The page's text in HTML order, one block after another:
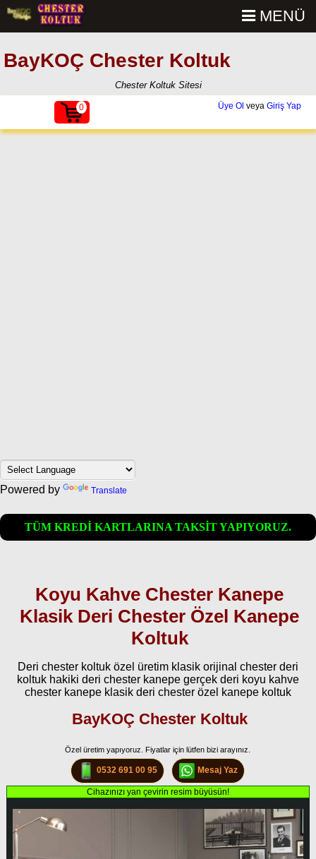
BayKOÇ Chester Koltuk
MENÜ
Chester Koltuk Sitesi
0 Üye Ol veya Giriş Yap
Powered by Translate
TÜM KREDİ KARTLARINA TAKSİT YAPIYORUZ.
Koyu Kahve Chester Kanepe
Klasik Deri Chester Özel Kanepe
Koltuk
Deri chester koltuk özel üretim klasik orijinal chester deri
koltuk hakiki deri chester kanepe gerçek deri koyu kahve
chester kanepe klasik deri chester özel kanepe koltuk
BayKOÇ Chester Koltuk
Özel üretim yapıyoruz. Fiyatlar için lütfen bizi arayınız.
0532 691 00 95 Mesaj Yaz
Cihazınızı yan çevirin resim büyüsün!